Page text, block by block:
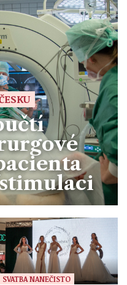
SVATBA NANEČISTO